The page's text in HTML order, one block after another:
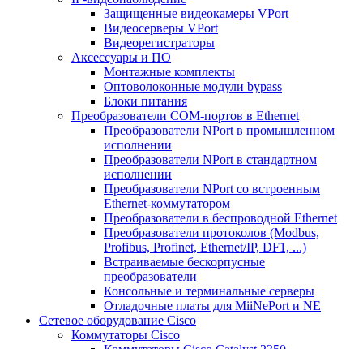
Защищенные видеокамеры VPort
Видеосерверы VPort
Видеорегистраторы
Аксессуары и ПО
Монтажные комплекты
Оптоволоконные модули bypass
Блоки питания
Преобразователи COM-портов в Ethernet
Преобразователи NPort в промышленном
исполнении
Преобразователи NPort в стандартном
исполнении
Преобразователи NPort со встроенным
Ethernet-коммутатором
Преобразователи в беспроводной Ethernet
Преобразователи протоколов (Modbus,
Profibus, Profinet, Ethernet/IP, DF1, ...)
Встраиваемые бескорпусные
преобразователи
Консольные и терминальные серверы
Отладочные платы для MiiNePort и NE
Сетевое оборудование Cisco
Коммутаторы Cisco